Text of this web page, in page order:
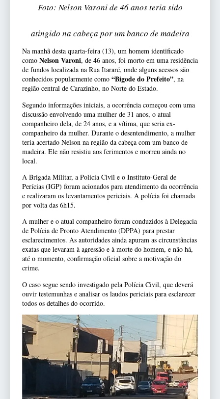
Foto: Nelson Varoni de 46 anos teria sido
atingido na cabeça por um banco de madeira
Na manhã desta quarta-feira (13), um homem identificado
como Nelson Varoni, de 46 anos, foi morto em uma residência
de fundos localizada na Rua Itararé, onde alguns acessos são
conhecidos popularmente como “Bigode do Prefeito”, na
região central de Carazinho, no Norte do Estado.
Segundo informações iniciais, a ocorrência começou com uma
discussão envolvendo uma mulher de 31 anos, o atual
companheiro dela, de 24 anos, e a vítima, que seria ex-
companheiro da mulher. Durante o desentendimento, a mulher
teria acertado Nelson na região da cabeça com um banco de
madeira. Ele não resistiu aos ferimentos e morreu ainda no
local.
A Brigada Militar, a Polícia Civil e o Instituto-Geral de
Perícias (IGP) foram acionados para atendimento da ocorrência
e realizaram os levantamentos periciais. A polícia foi chamada
por volta das 6h15.
A mulher e o atual companheiro foram conduzidos à Delegacia
de Polícia de Pronto Atendimento (DPPA) para prestar
esclarecimentos. As autoridades ainda apuram as circunstâncias
exatas que levaram à agressão e à morte do homem, e não há,
até o momento, confirmação oficial sobre a motivação do
crime.
O caso segue sendo investigado pela Polícia Civil, que deverá
ouvir testemunhas e analisar os laudos periciais para esclarecer
todos os detalhes do ocorrido.